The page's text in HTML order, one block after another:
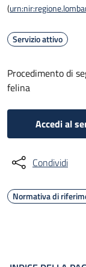
(
Servizio attivo
Procedimento di
felina
Accedi al
Condividi
Normativa di